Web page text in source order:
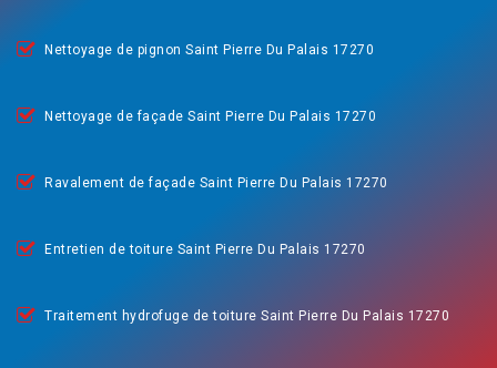
Nettoyage de pignon Saint Pierre Du Palais 17270
Nettoyage de façade Saint Pierre Du Palais 17270
Ravalement de façade Saint Pierre Du Palais 17270
Entretien de toiture Saint Pierre Du Palais 17270
Traitement hydrofuge de toiture Saint Pierre Du Palais 17270